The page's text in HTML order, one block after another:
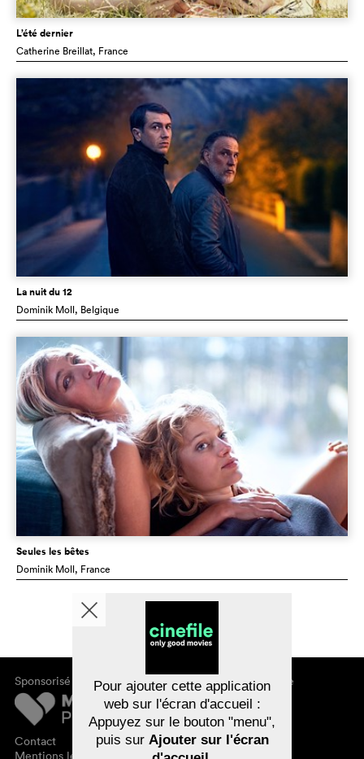
L’été dernier
Catherine Breillat, France
La nuit du 12
Dominik Moll, Belgique
Seules les bêtes
Dominik Moll, France
Sponsorisé par
Contact
Mentions légales
À propos de cinefile
S'inscrire/s'abonner
Newsletter
FAQ
Bons-cadeaux
Pour ajouter cette application
web sur l'écran d'accueil :
Appuyez sur le bouton "menu",
puis sur Ajouter sur l'écran